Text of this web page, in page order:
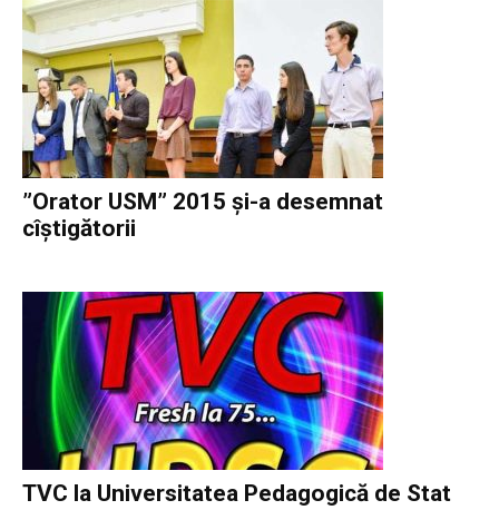
”Orator USM” 2015 și-a desemnat
cîștigătorii
TVC la Universitatea Pedagogică de Stat